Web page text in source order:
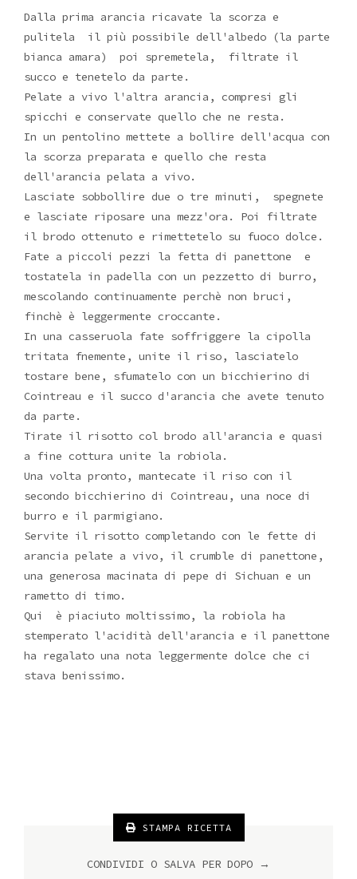
Dalla prima arancia ricavate la scorza e
pulitela il più possibile dell'albedo (la parte
bianca amara) poi spremetela, filtrate il
succo e tenetelo da parte.
Pelate a vivo l'altra arancia, compresi gli
spicchi e conservate quello che ne resta.
In un pentolino mettete a bollire dell'acqua con
la scorza preparata e quello che resta
dell'arancia pelata a vivo.
Lasciate sobbollire due o tre minuti, spegnete
e lasciate riposare una mezz'ora. Poi filtrate
il brodo ottenuto e rimettetelo su fuoco dolce.
Fate a piccoli pezzi la fetta di panettone e
tostatela in padella con un pezzetto di burro,
mescolando continuamente perchè non bruci,
finchè è leggermente croccante.
In una casseruola fate soffriggere la cipolla
tritata fnemente, unite il riso, lasciatelo
tostare bene, sfumatelo con un bicchierino di
Cointreau e il succo d'arancia che avete tenuto
da parte.
Tirate il risotto col brodo all'arancia e quasi
a fine cottura unite la robiola.
Una volta pronto, mantecate il riso con il
secondo bicchierino di Cointreau, una noce di
burro e il parmigiano.
Servite il risotto completando con le fette di
arancia pelate a vivo, il crumble di panettone,
una generosa macinata di pepe di Sichuan e un
rametto di timo.
Qui è piaciuto moltissimo, la robiola ha
stemperato l'acidità dell'arancia e il panettone
ha regalato una nota leggermente dolce che ci
stava benissimo.
STAMPA RICETTA
CONDIVIDI O SALVA PER DOPO →